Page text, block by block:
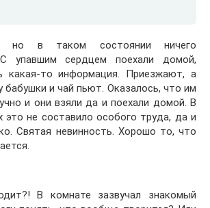
но в таком состоянии ничего
С упавшим сердцем поехали домой,
то информация. Приезжают, а
бабушки и чай пьют. Оказалось, что им
и они взяли да и поехали домой. В
это не составило особого труда, да и
Святая невинность. Хорошо то, что
В комнате зазвучал знакомый